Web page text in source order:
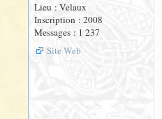
Lieu : Velaux
Inscription : 2008
Messages : 1 237
Site Web